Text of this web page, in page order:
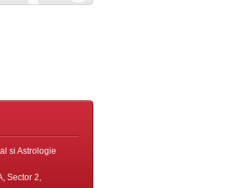
si Astrologie
Sector 2,